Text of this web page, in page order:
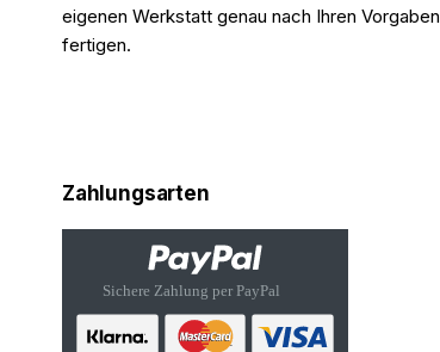
eigenen Werkstatt genau nach Ihren Vorgaben
fertigen.
Zahlungsarten